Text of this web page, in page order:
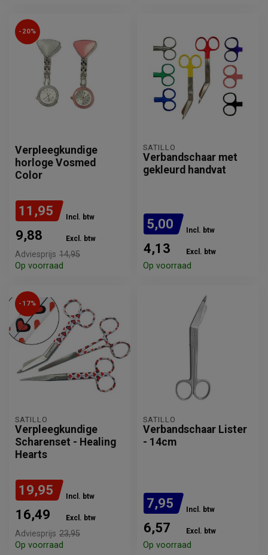
-20%
Verpleegkundige
horloge Vosmed
Color
11,95 Incl. btw
9,88 Excl. btw
Adviesprijs 14,95
Op voorraad
SATILLO
Verbandschaar met
gekleurd handvat
5,00 Incl. btw
4,13 Excl. btw
Op voorraad
-17%
SATILLO
Verpleegkundige
Scharenset - Healing
Hearts
19,95 Incl. btw
16,49 Excl. btw
Adviesprijs 23,95
Op voorraad
SATILLO
Verbandschaar Lister
- 14cm
7,95 Incl. btw
6,57 Excl. btw
Op voorraad